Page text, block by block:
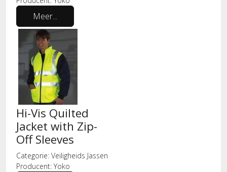
Meer...
Hi-Vis Quilted
Jacket with Zip-
Off Sleeves
Categorie: Veiligheids Jassen
Producent: Yoko